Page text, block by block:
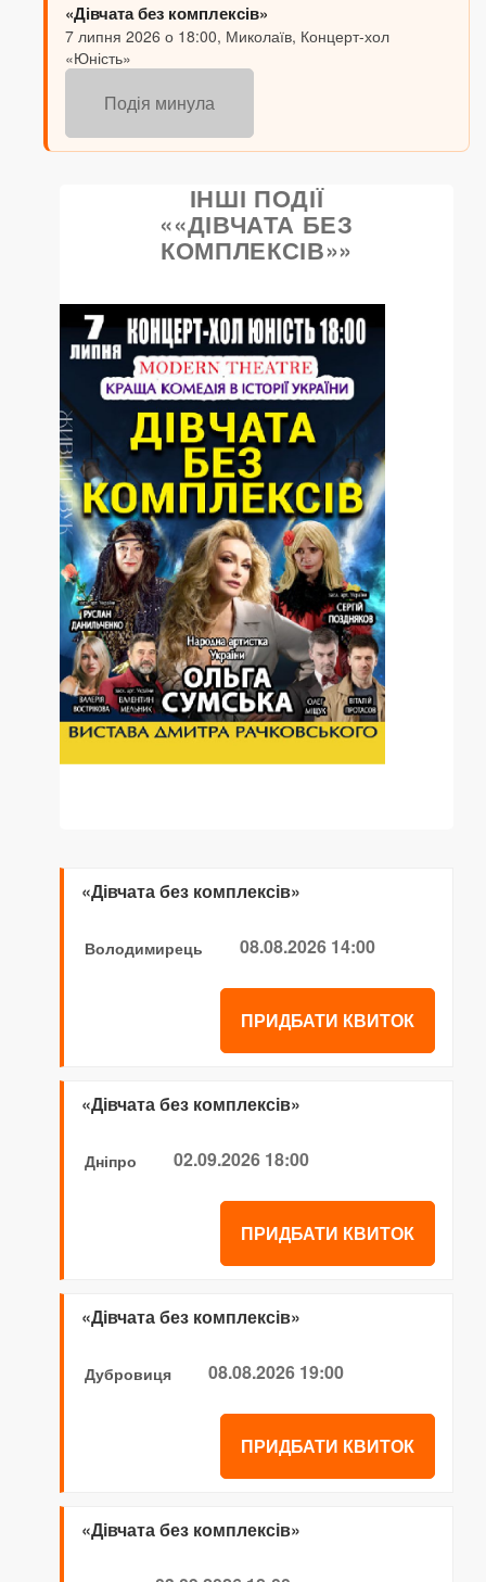
«Дівчата без комплексів»
7 липня 2026 о 18:00, Миколаїв, Концерт-хол
«Юність»
Подія минула
ІНШІ ПОДІЇ
««ДІВЧАТА БЕЗ
КОМПЛЕКСІВ»»
«Дівчата без комплексів»
Володимирець 08.08.2026 14:00
ПРИДБАТИ КВИТОК
«Дівчата без комплексів»
Дніпро 02.09.2026 18:00
ПРИДБАТИ КВИТОК
«Дівчата без комплексів»
Дубровиця 08.08.2026 19:00
ПРИДБАТИ КВИТОК
«Дівчата без комплексів»